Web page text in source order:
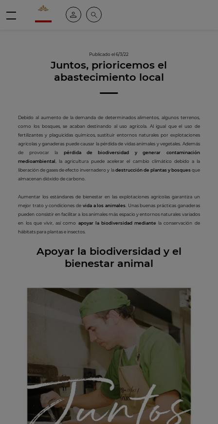
Valrhona - Imaginons le meilleur du chocolat
Mi cuentaBuscar
Publicado el 6/3/22
Juntos, prioricemos el
abastecimiento local
Debido al aumento de la demanda de determinados alimentos, algunos terrenos,
como los bosques, se acaban destinando al uso agrícola. Al igual que el uso de
fertilizantes y plaguicidas químicos, sustituir entornos naturales por explotaciones
agrícolas y ganaderas puede causar la pérdida de vidas animales y vegetales. Además
de provocar la pérdida de biodiversidad
y generar contaminación
medioambiental
, la agricultura puede acelerar el cambio climático debido a la
liberación de gases de efecto invernadero y ladestrucción de plantas y bosquesque
almacenan dióxido de carbono.
Aumentar los estándares de bienestar en las explotaciones agrícolas garantiza un
mejor trato y condiciones de vida a los animales. Unas buenas prácticas ganaderas
pueden consistir en facilitar a los animales más espacio y entornos naturales variados
en los que vivir, así como apoyar la biodiversidad mediante la conservación de
hábitats para plantas e insectos.
Apoyar la biodiversidad y el
bienestar animal